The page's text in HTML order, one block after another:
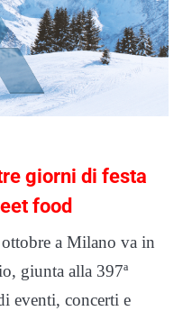
giorni di festa
food
a Milano va in
giunta alla 397ª
eventi, concerti e